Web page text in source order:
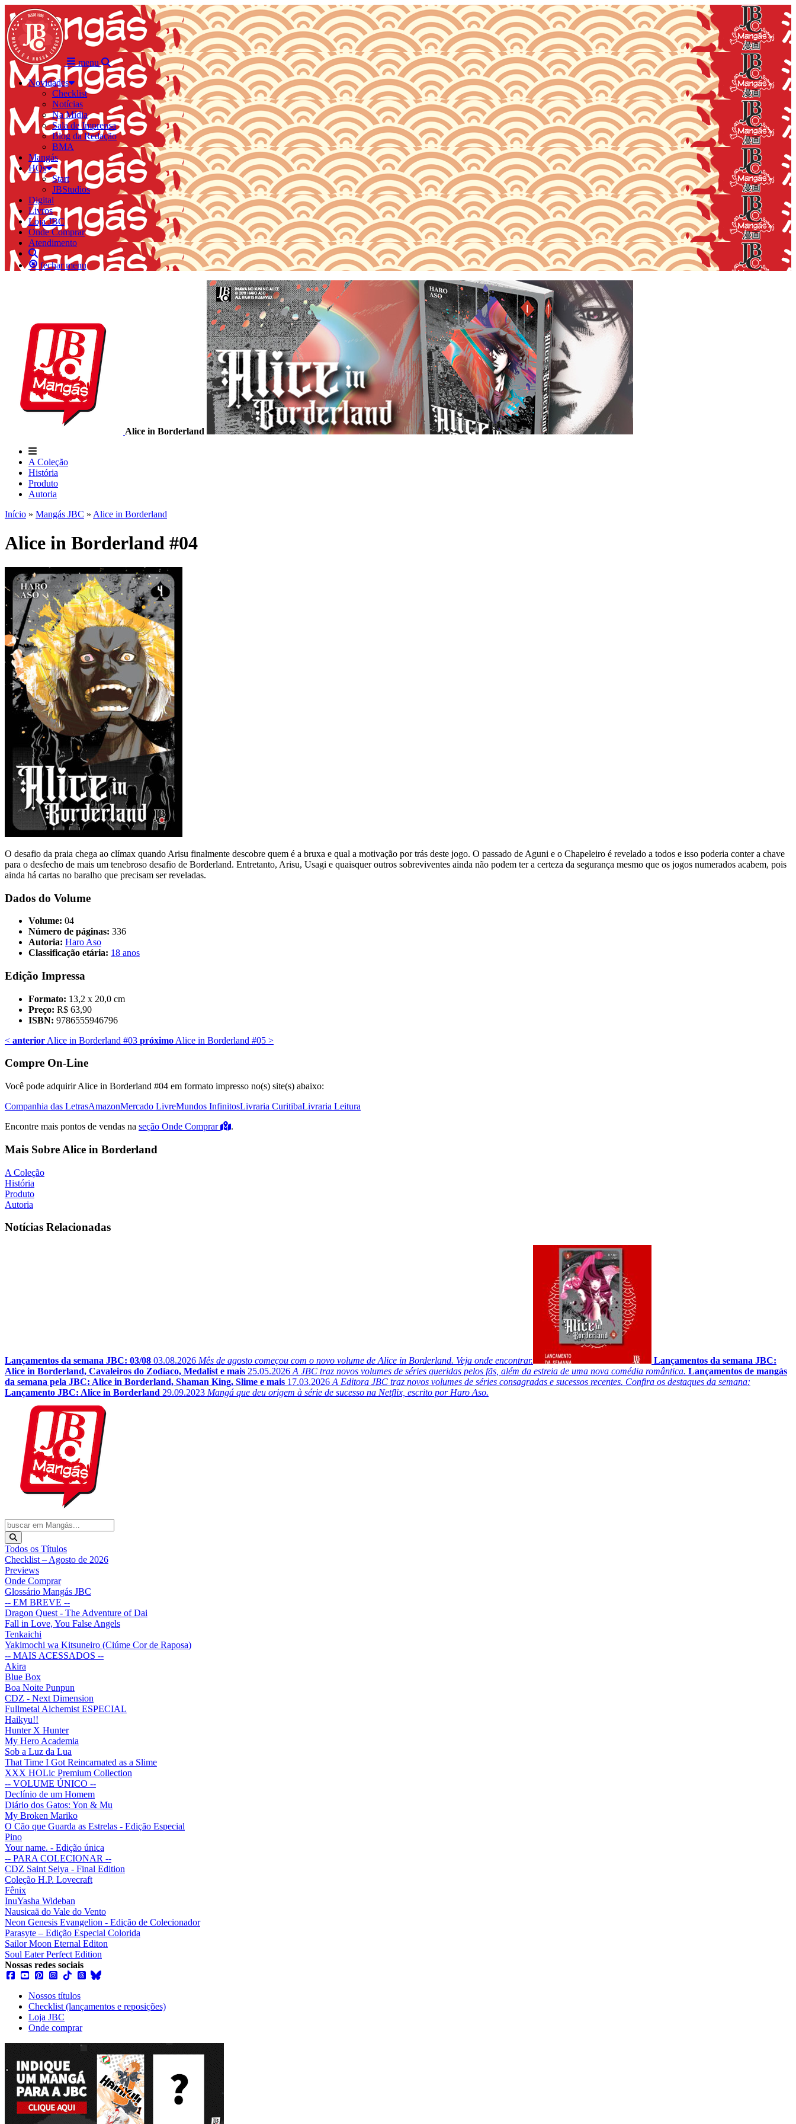
menu
Novidades
Checklist
Notícias
Na Mídia
Sala de Imprensa
Blog da Redação
BMA
Mangás
HQs
Start
JBStudios
Digital
Livros
Loja JBC
Onde Comprar
Atendimento
fechar menu
Alice in Borderland
A Coleção
História
Produto
Autoria
Início » Mangás JBC » Alice in Borderland
Alice in Borderland #04
O desafio da praia chega ao clímax quando Arisu finalmente descobre quem é a bruxa e qual a motivação por trás deste jogo. O passado de Aguni e o Chapeleiro é revelado a todos e isso poderia conter a chave
para o desfecho de mais um tenebroso desafio de Borderland. Entretanto, Arisu, Usagi e quaisquer outros sobreviventes ainda não podem ter a certeza da segurança mesmo que os jogos numerados acabem, pois
ainda há cartas no baralho que precisam ser reveladas.
Dados do Volume
Volume: 04
Número de páginas: 336
Autoria: Haro Aso
Classificação etária: 18 anos
Edição Impressa
Formato: 13,2 x 20,0 cm
Preço: R$ 63,90
ISBN: 9786555946796
< anterior Alice in Borderland #03 próximo Alice in Borderland #05 >
Compre On-Line
Você pode adquirir Alice in Borderland #04 em formato impresso no(s) site(s) abaixo:
Companhia das LetrasAmazonMercado LivreMundos InfinitosLivraria CuritibaLivraria Leitura
Encontre mais pontos de vendas na seção Onde Comprar .
Mais Sobre Alice in Borderland
A Coleção
História
Produto
Autoria
Notícias Relacionadas
Lançamentos da semana JBC: 03/08 03.08.2026 Mês de agosto começou com o novo volume de Alice in Borderland. Veja onde encontrar.
Lançamentos da semana JBC:
Alice in Borderland, Cavaleiros do Zodíaco, Medalist e mais 25.05.2026 A JBC traz novos volumes de séries queridas pelos fãs, além da estreia de uma nova comédia romântica. Lançamentos de mangás
da semana pela JBC: Alice in Borderland, Shaman King, Slime e mais 17.03.2026 A Editora JBC traz novos volumes de séries consagradas e sucessos recentes. Confira os destaques da semana:
Lançamento JBC: Alice in Borderland 29.09.2023 Mangá que deu origem à série de sucesso na Netflix, escrito por Haro Aso.
Todos os Títulos
Checklist – Agosto de 2026
Previews
Onde Comprar
Glossário Mangás JBC
-- EM BREVE --
Dragon Quest - The Adventure of Dai
Fall in Love, You False Angels
Tenkaichi
Yakimochi wa Kitsuneiro (Ciúme Cor de Raposa)
-- MAIS ACESSADOS --
Akira
Blue Box
Boa Noite Punpun
CDZ - Next Dimension
Fullmetal Alchemist ESPECIAL
Haikyu!!
Hunter X Hunter
My Hero Academia
Sob a Luz da Lua
That Time I Got Reincarnated as a Slime
XXX HOLic Premium Collection
-- VOLUME ÚNICO --
Declínio de um Homem
Diário dos Gatos: Yon & Mu
My Broken Mariko
O Cão que Guarda as Estrelas - Edição Especial
Pino
Your name. - Edição única
-- PARA COLECIONAR --
CDZ Saint Seiya - Final Edition
Coleção H.P. Lovecraft
Fênix
InuYasha Wideban
Nausicaä do Vale do Vento
Neon Genesis Evangelion - Edição de Colecionador
Parasyte – Edição Especial Colorida
Sailor Moon Eternal Editon
Soul Eater Perfect Edition
Nossas redes sociais
Nossos títulos
Checklist (lançamentos e reposições)
Loja JBC
Onde comprar